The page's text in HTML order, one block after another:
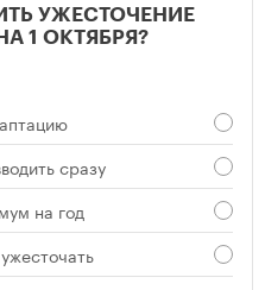
УЖЕСТОЧЕНИЕ
1 ОКТЯБРЯ?
сразу
на год